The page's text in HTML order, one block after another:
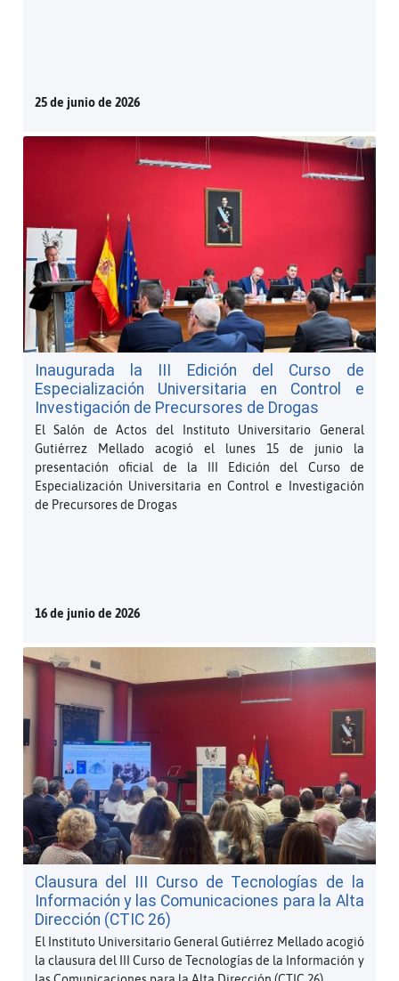
25 de junio de 2026
Inaugurada la III Edición del Curso de
Especialización Universitaria en Control e
Investigación de Precursores de Drogas
El Salón de Actos del Instituto Universitario General
Gutiérrez Mellado acogió el lunes 15 de junio la
presentación oficial de la III Edición del Curso de
Especialización Universitaria en Control e Investigación
de Precursores de Drogas
16 de junio de 2026
Clausura del III Curso de Tecnologías de la
Información y las Comunicaciones para la Alta
Dirección (CTIC 26)
El Instituto Universitario General Gutiérrez Mellado acogió
la clausura del III Curso de Tecnologías de la Información y